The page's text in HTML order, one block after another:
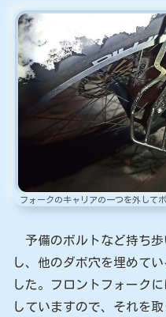
フォークのキャリアの一つを外して
予備のボルトなど持ち歩
し、他のダボ穴を埋めて
した。フロントフォーク
していますので、それを取